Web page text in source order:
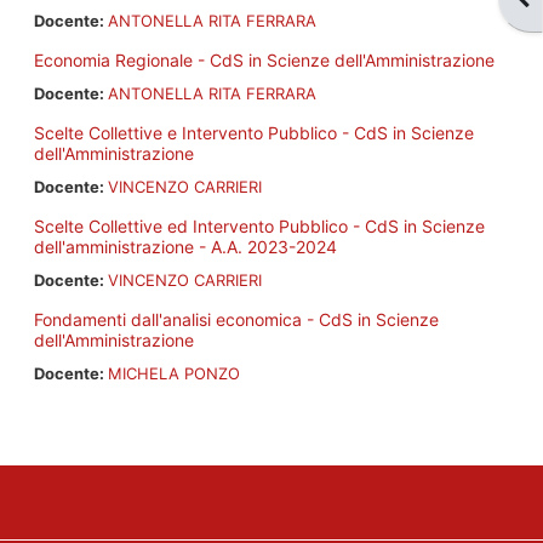
Docente: ANTONELLA RITA FERRARA
Economia Regionale - CdS in Scienze dell'Amministrazione
Docente: ANTONELLA RITA FERRARA
Scelte Collettive e Intervento Pubblico - CdS in Scienze
dell'Amministrazione
Docente: VINCENZO CARRIERI
Scelte Collettive ed Intervento Pubblico - CdS in Scienze
dell'amministrazione - A.A. 2023-2024
Docente: VINCENZO CARRIERI
Fondamenti dall'analisi economica - CdS in Scienze
dell'Amministrazione
Docente: MICHELA PONZO